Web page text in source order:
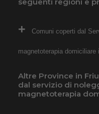
seguenti regioni e
Comuni coperti dal
magnetoterapia
Altre Province in
dal servizio di
magnetoterapia